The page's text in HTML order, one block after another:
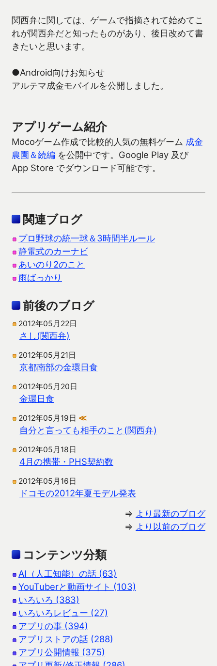
関西弁に関しては、ゲームで指摘されて始めてこ
れが関西弁だと知ったものがあり、後日改めて書
きたいと思います。
●Android向けお知らせ
アルテマ成金モバイルを公開しました。
アプリゲーム紹介
Mocoゲーム作成で比較的人気の無料ゲーム 成金
農園＆続編 を公開中です。Google Play 及び
App Store でダウンロード可能です。
関連ブログ
プロ野球の統一球＆3時間半ルール
静電式のカーナビ
あいのり2のこと
雨ばっかり
前後のブログ
2012年05月22日
さし(関西弁)
2012年05月21日
京都南部の金環日食
2012年05月20日
金環日食
2012年05月19日 ≪
自分と言っても相手のこと(関西弁)
2012年05月18日
4月の携帯・PHS契約数
2012年05月16日
ドコモの2012年夏モデル発表
⇒ より最新のブログ
⇒ より以前のブログ
コンテンツ分類
AI（人工知能）の話 (63)
YouTuberと動画サイト (103)
いろいろ (383)
いろいろレビュー (27)
アプリの事 (394)
アプリストアの話 (288)
アプリ公開情報 (375)